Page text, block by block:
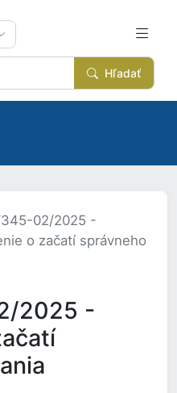
Hľadať
345-02/2025 -
o začatí správneho
2025 -